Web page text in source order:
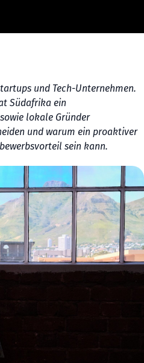
und Tech-Unternehmen.
Südafrika ein
lokale Gründer
und warum ein proaktiver
sein kann.